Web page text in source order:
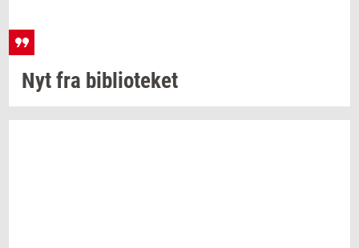
Nyt fra bi­bli­o­te­ket